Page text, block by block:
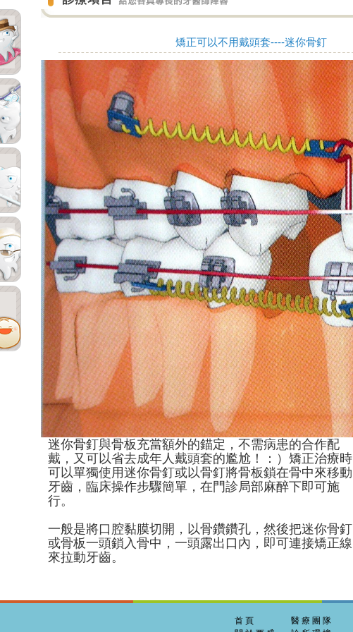
矯正可以不用戴頭套----迷你骨釘
迷你骨釘與骨板充當額外的錨定，不需病患的合作配
戴，又可以省去成年人戴頭套的尷尬！：）矯正治療時
可以單獨使用迷你骨釘或以骨釘將骨板鎖在骨中來移動
牙齒，臨床操作步驟簡單，在門診局部麻醉下即可施
行。
一般是將口腔黏膜切開，以骨鑽鑽孔，然後把迷你骨釘
或骨板一頭鎖入骨中，一頭露出口內，即可連接矯正線
來拉動牙齒。
首頁
醫療團隊